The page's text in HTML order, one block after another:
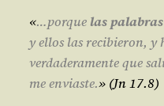
«…porque las
y ellos las recibieron, y
verdaderamente que
me enviaste.» (Jn 17.8)